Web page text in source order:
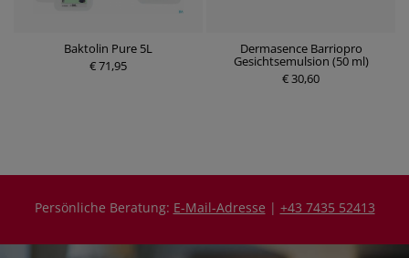
Baktolin Pure 5L
€ 71,95
Dermasence Barriopro
Gesichtsemulsion (50 ml)
€ 30,60
Persönliche Beratung: E-Mail-Adresse | +43 7435 52413